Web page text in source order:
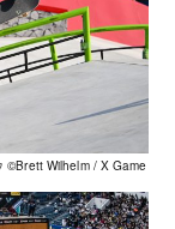
©️Brett Wilhelm / X Game